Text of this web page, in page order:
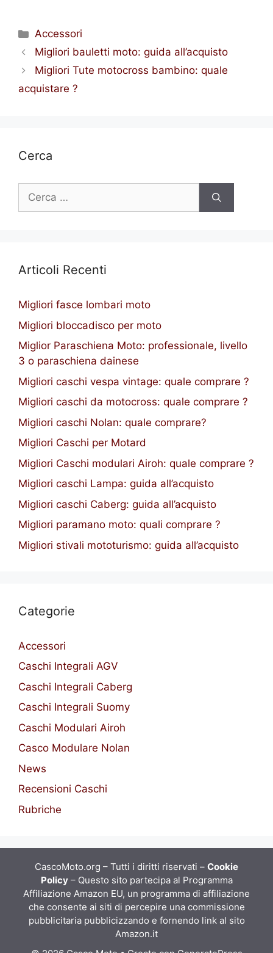
Categorie
Accessori
Migliori bauletti moto: guida all’acquisto
Migliori Tute motocross bambino: quale
acquistare ?
Cerca
Ricerca
Articoli Recenti
Migliori fasce lombari moto
Migliori bloccadisco per moto
Miglior Paraschiena Moto: professionale, livello
3 o paraschiena dainese
Migliori caschi vespa vintage: quale comprare ?
Migliori caschi da motocross: quale comprare ?
Migliori caschi Nolan: quale comprare?
Migliori Caschi per Motard
Migliori Caschi modulari Airoh: quale comprare ?
Migliori caschi Lampa: guida all’acquisto
Migliori caschi Caberg: guida all’acquisto
Migliori paramano moto: quali comprare ?
Migliori stivali mototurismo: guida all’acquisto
Categorie
Accessori
Caschi Integrali AGV
Caschi Integrali Caberg
Caschi Integrali Suomy
Caschi Modulari Airoh
Casco Modulare Nolan
News
Recensioni Caschi
Rubriche
CascoMoto.org – Tutti i diritti riservati – Cookie
Policy– Questo sito partecipa al Programma
Affiliazione Amazon EU, un programma di affiliazione
che consente ai siti di percepire una commissione
pubblicitaria pubblicizzando e fornendo link al sito
Amazon.it